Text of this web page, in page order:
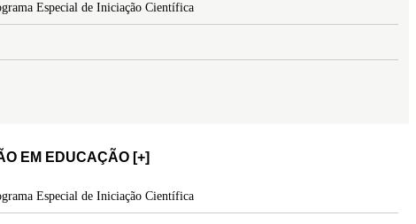
Especial de Iniciação Científica
EM EDUCAÇÃO [+]
Especial de Iniciação Científica